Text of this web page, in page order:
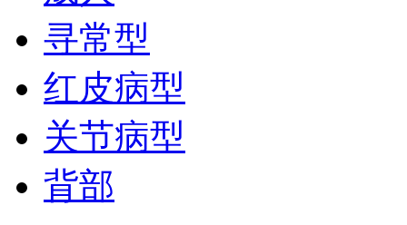
寻常型
红皮病型
关节病型
背部